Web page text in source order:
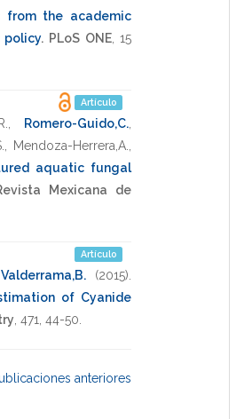
from the academic
policy. PLoS ONE,15
Artículo
Romero-Guido,C.
Mendoza-Herrera,A.
aquatic fungal
Mexicana de
Artículo
Valderrama,B. (2015)
of Cyanide
471 44-50
anteriores